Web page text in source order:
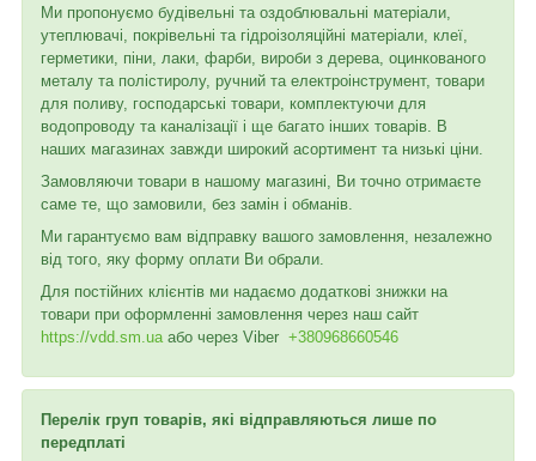
Ми пропонуємо будівельні та оздоблювальні матеріали,
утеплювачі, покрівельні та гідроізоляційні матеріали, клеї,
герметики, піни, лаки, фарби, вироби з дерева, оцинкованого
металу та полістиролу, ручний та електроінструмент, товари
для поливу, господарські товари, комплектуючи для
водопроводу та каналізації і ще багато інших товарів. В
наших магазинах завжди широкий асортимент та низькі ціни.
Замовляючи товари в нашому магазині, Ви точно отримаєте
саме те, що замовили, без замін і обманів.
Ми гарантуємо вам відправку вашого замовлення, незалежно
від того, яку форму оплати Ви обрали.
Для постійних клієнтів ми надаємо додаткові знижки на
товари при оформленні замовлення через наш сайт
https://vdd.sm.ua або через Viber +380968660546
Перелік груп товарів, які відправляються лише по
передплаті